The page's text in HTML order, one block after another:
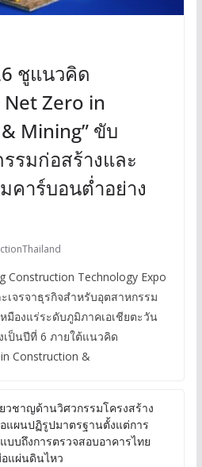
ชูแนวคิด
Zero in
Mining” ขับ
รมก่อสร้างและ
คาร์บอนต่ำอย่าง
Construction Technology Expo
เจรจาธุรกิจสำหรับอุตสาหกรรม
มืองแร่ระดับภูมิภาคเอเชียตะวัน
เป็นปีที่ 6 ภายใต้แนวคิด
Construction &
วชาญด้านวิศวกรรมโครงสร้าง
แผนปฏิรูปมาตรฐานตั้งแต่การ
บบถึงการตรวจสอบอาคารไทย
แผ่นดินไหว